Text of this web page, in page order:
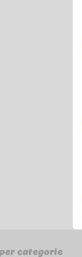
categorie